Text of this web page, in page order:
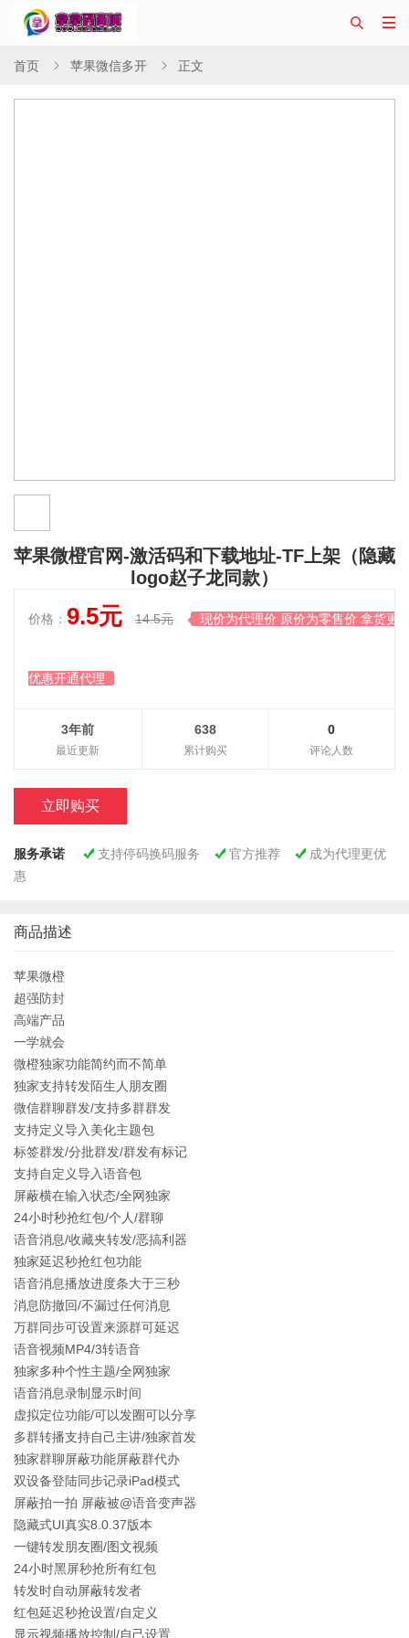


首页  苹果微信多开  正文
苹果微橙官网-激活码和下载地址-TF上架（隐藏
logo赵子龙同款）
价格： 9.5元 14.5元  现价为代理价 原价为零售价 拿货更
优惠开通代理
0
评论人数
638
累计购买
3年前
最近更新
立即购买
服务承诺  支持停码换码服务  官方推荐  成为代理更优
惠
商品描述
苹果微橙
超强防封
高端产品
一学就会
微橙独家功能简约而不简单
独家支持转发陌生人朋友圈
微信群聊群发/支持多群群发
支持定义导入美化主题包
标签群发/分批群发/群发有标记
支持自定义导入语音包
屏蔽横在输入状态/全网独家
24小时秒抢红包/个人/群聊
语音消息/收藏夹转发/恶搞利器
独家延迟秒抢红包功能
语音消息播放进度条大于三秒
消息防撤回/不漏过任何消息
万群同步可设置来源群可延迟
语音视频MP4/3转语音
独家多种个性主题/全网独家
语音消息录制显示时间
虚拟定位功能/可以发圈可以分享
多群转播支持自己主讲/独家首发
独家群聊屏蔽功能屏蔽群代办
双设备登陆同步记录iPad模式
屏蔽拍一拍 屏蔽被@语音变声器
隐藏式UI真实8.0.37版本
一键转发朋友圈/图文视频
24小时黑屏秒抢所有红包
转发时自动屏蔽转发者
红包延迟秒抢设置/自定义
显示视频播放控制/自己设置